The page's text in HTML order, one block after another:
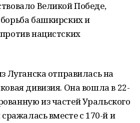
Великой Победе,
башкирских и
нацистских
Луганска отправилась на
дивизия. Она вошла в 22-
из частей Уральского
сражалась вместе с 170-й и